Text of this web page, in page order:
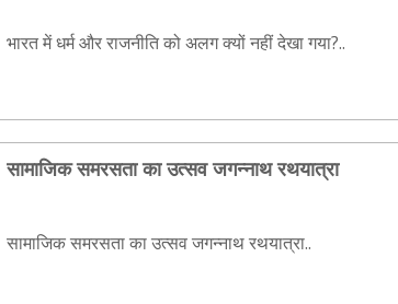
भारत में धर्म और राजनीति को अलग क्यों नहीं देखा गया?..
सामाजिक समरसता का उत्सव जगन्नाथ रथयात्रा
सामाजिक समरसता का उत्सव जगन्नाथ रथयात्रा..